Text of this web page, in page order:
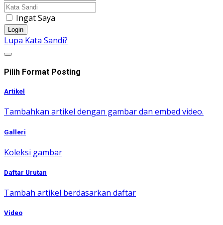
Ingat Saya
Login
Lupa Kata Sandi?
Pilih Format Posting
Artikel
Tambahkan artikel dengan gambar dan embed video.
Galleri
Koleksi gambar
Daftar Urutan
Tambah artikel berdasarkan daftar
Video